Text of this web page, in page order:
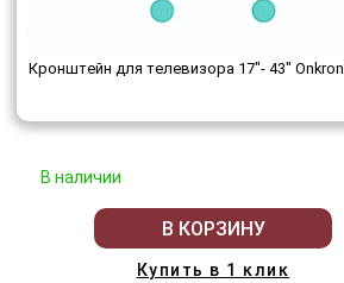
Кронштейн для телевизора 17"- 43" Onkron
В наличии
В КОРЗИНУ
Купить в 1 клик